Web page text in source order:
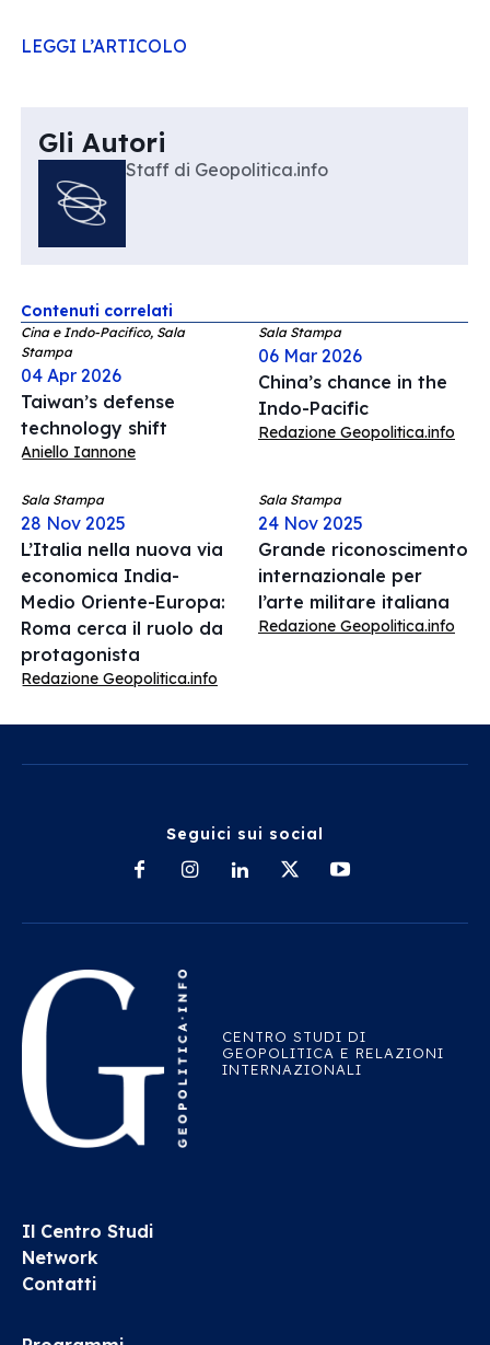
LEGGI L’ARTICOLO
Gli Autori
Staff di Geopolitica.info
Contenuti correlati
Cina e Indo-Pacifico, Sala
Stampa
04 Apr 2026
Taiwan’s defense
technology shift
Aniello Iannone
Sala Stampa
06 Mar 2026
China’s chance in the
Indo-Pacific
Redazione Geopolitica.info
Sala Stampa
28 Nov 2025
L’Italia nella nuova via
economica India-
Medio Oriente-Europa:
Roma cerca il ruolo da
protagonista
Redazione Geopolitica.info
Sala Stampa
24 Nov 2025
Grande riconoscimento
internazionale per
l’arte militare italiana
Redazione Geopolitica.info
Seguici sui social
CENTRO STUDI DI
GEOPOLITICA E RELAZIONI
INTERNAZIONALI
Il Centro Studi
Network
Contatti